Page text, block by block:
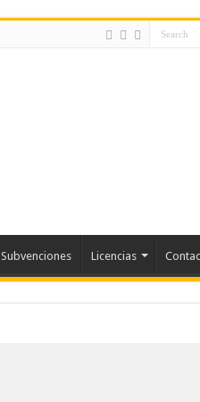
Subvenciones Licencias